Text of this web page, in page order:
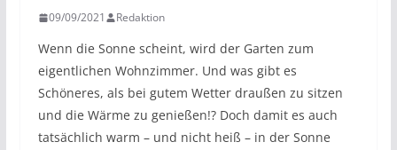
09/09/2021 Redaktion
Wenn die Sonne scheint, wird der Garten zum
eigentlichen Wohnzimmer. Und was gibt es
Schöneres, als bei gutem Wetter draußen zu sitzen
und die Wärme zu genießen!? Doch damit es auch
tatsächlich warm – und nicht heiß – in der Sonne